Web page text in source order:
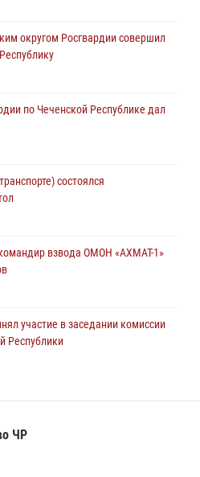
около 80 вражеских
безопасность конно-спортивных
по Чеченской Республике дал
округом Росгвардии совершил
по Чеченской Республике дал
состоялся
взвода ОМОН «АХМАТ-1»
участие в заседании комиссии
Республики
ЧР